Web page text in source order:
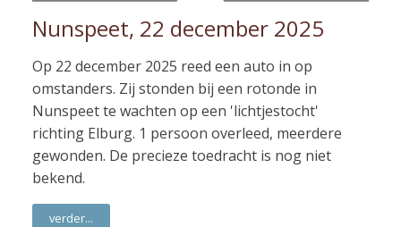
Nunspeet, 22 december 2025
Op 22 december 2025 reed een auto in op
omstanders. Zij stonden bij een rotonde in
Nunspeet te wachten op een 'lichtjestocht'
richting Elburg. 1 persoon overleed, meerdere
gewonden. De precieze toedracht is nog niet
bekend.
verder...